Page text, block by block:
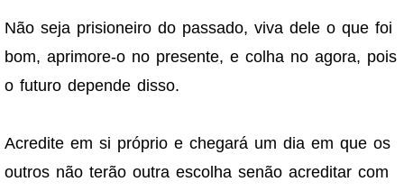
Não seja prisioneiro do passado, viva dele o que foi
bom, aprimore-o no presente, e colha no agora, pois
o futuro depende disso.
Acredite em si próprio e chegará um dia em que os
outros não terão outra escolha senão acreditar com